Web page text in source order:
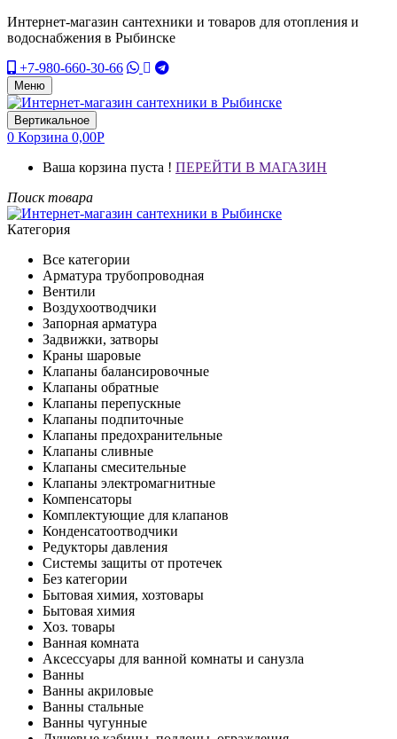
Интернет-магазин сантехники и товаров для отопления и
водоснабжения в Рыбинске
+7-980-660-30-66
Меню
Вертикальное
0 Корзина 0,00Р
Ваша корзина пуста ! ПЕРЕЙТИ В МАГАЗИН
Поиск товара
Категория
Все категории
Арматура трубопроводная
Вентили
Воздухоотводчики
Запорная арматура
Задвижки, затворы
Краны шаровые
Клапаны балансировочные
Клапаны обратные
Клапаны перепускные
Клапаны подпиточные
Клапаны предохранительные
Клапаны сливные
Клапаны смесительные
Клапаны электромагнитные
Компенсаторы
Комплектующие для клапанов
Конденсатоотводчики
Редукторы давления
Системы защиты от протечек
Без категории
Бытовая химия, хозтовары
Бытовая химия
Хоз. товары
Ванная комната
Аксессуары для ванной комнаты и санузла
Ванны
Ванны акриловые
Ванны стальные
Ванны чугунные